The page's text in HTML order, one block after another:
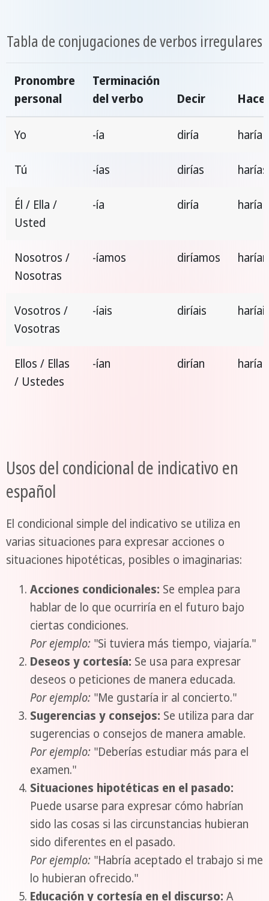
Tabla de conjugaciones de verbos irregulares
Pronombre
personal
Terminación
del verbo
Decir
Yo -ía diría haría
Tú -ías dirías harías
Él / Ella /
Usted
-ía diría haría
Nosotros /
Nosotras
-íamos diríamos
Vosotros /
Vosotras
-íais diríais
Ellos / Ellas
/ Ustedes
-ían dirían haría
Usos del condicional de indicativo en
español
El condicional simple del indicativo se utiliza en
varias situaciones para expresar acciones o
situaciones hipotéticas, posibles o imaginarias:
Acciones condicionales: Se emplea para
hablar de lo que ocurriría en el futuro bajo
ciertas condiciones.
Por ejemplo:"Si tuviera más tiempo, viajaría."
Deseos y cortesía: Se usa para expresar
deseos o peticiones de manera educada.
Por ejemplo:"Me gustaría ir al concierto."
Sugerencias y consejos: Se utiliza para dar
sugerencias o consejos de manera amable.
Por ejemplo:"Deberías estudiar más para el
examen."
Situaciones hipotéticas en el pasado:
Puede usarse para expresar cómo habrían
sido las cosas si las circunstancias hubieran
sido diferentes en el pasado.
Por ejemplo:"Habría aceptado el trabajo si me
lo hubieran ofrecido."
Educación y cortesía en el discurso: A